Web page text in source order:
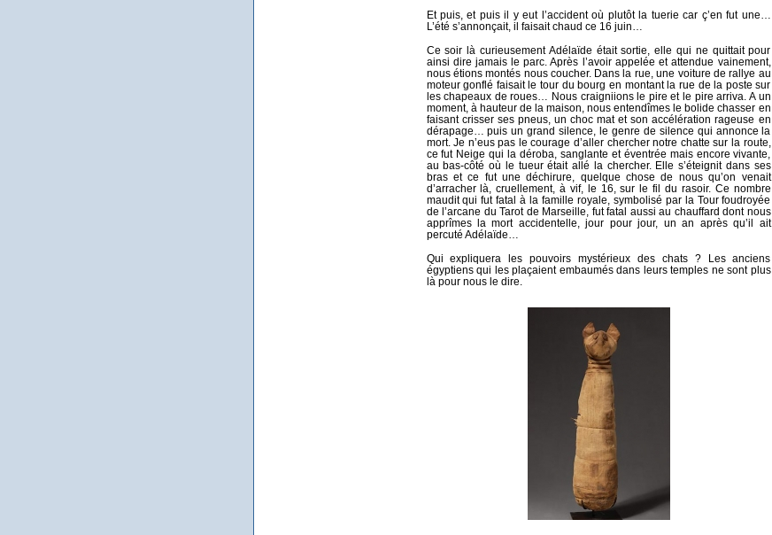
Et puis, et puis il y eut l’accident où plutôt la tuerie car ç’en fut une…
L’été s’annonçait, il faisait chaud ce 16 juin…
Ce soir là curieusement Adélaïde était sortie, elle qui ne quittait pour
ainsi dire jamais le parc. Après l’avoir appelée et attendue vainement,
nous étions montés nous coucher. Dans la rue, une voiture de rallye au
moteur gonflé faisait le tour du bourg en montant la rue de la poste sur
les chapeaux de roues… Nous craigniions le pire et le pire arriva. A un
moment, à hauteur de la maison, nous entendîmes le bolide chasser en
faisant crisser ses pneus, un choc mat et son accélération rageuse en
dérapage… puis un grand silence, le genre de silence qui annonce la
mort. Je n’eus pas le courage d’aller chercher notre chatte sur la route,
ce fut Neige qui la déroba, sanglante et éventrée mais encore vivante,
au bas-côté où le tueur était allé la chercher. Elle s’éteignit dans ses
bras et ce fut une déchirure, quelque chose de nous qu’on venait
d’arracher là, cruellement, à vif, le 16, sur le fil du rasoir. Ce nombre
maudit qui fut fatal à la famille royale, symbolisé par la Tour foudroyée
de l’arcane du Tarot de Marseille, fut fatal aussi au chauffard dont nous
apprîmes la mort accidentelle, jour pour jour, un an après qu’il ait
percuté Adélaïde…
Qui expliquera les pouvoirs mystérieux des chats ? Les anciens
égyptiens qui les plaçaient embaumés dans leurs temples ne sont plus
là pour nous le dire.